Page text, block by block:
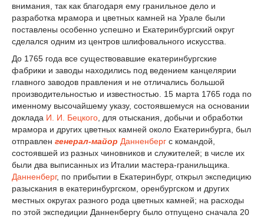
внимания, так как благодаря ему гранильное дело и
разработка мрамора и цветных камней на Урале были
поставлены особенно успешно и Екатеринбургский округ
сделался одним из центров шлифовального искусства.
До 1765 года все существовавшие екатеринбургские
фабрики и заводы находились под ведением канцелярии
главного заводов правления и не отличались большой
производительностью и известностью. 15 марта 1765 года по
именному высочайшему указу, состоявшемуся на основании
доклада И. И. Бецкого, для отыскания, добычи и обработки
мрамора и других цветных камней около Екатеринбурга, был
отправлен генерал-майор Данненберг с командой,
состоявшей из разных чиновников и служителей; в числе их
были два выписанных из Италии мастера-гранильщика.
Данненберг, по прибытии в Екатеринбург, открыл экспедицию
разыскания в екатеринбургском, оренбургском и других
местных округах разного рода цветных камней; на расходы
по этой экспедиции Данненбергу было отпущено сначала 20